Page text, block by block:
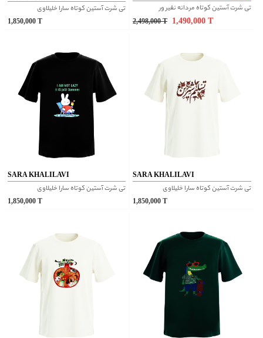
تی شرت آستین کوتاه سارا خلیلاوی
1,850,000
تی شرت آستین کوتاه مردانه نفیر ور
2,498,000 T 1,490,000
SARA KHALILAVI
تی شرت آستین کوتاه سارا خلیلاوی
1,850,000
SARA KHALILAVI
تی شرت آستین کوتاه سارا خلیلاوی
1,850,000